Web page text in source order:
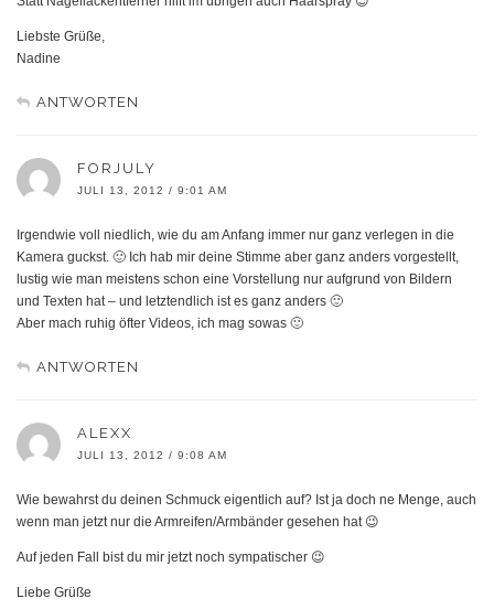
Liebste Grüße,
Nadine
ANTWORTEN
FORJULY
JULI 13, 2012 / 9:01 AM
Irgendwie voll niedlich, wie du am Anfang immer nur ganz verlegen in die
Kamera guckst. 🙂 Ich hab mir deine Stimme aber ganz anders vorgestellt,
lustig wie man meistens schon eine Vorstellung nur aufgrund von Bildern
und Texten hat – und letztendlich ist es ganz anders 🙂
Aber mach ruhig öfter Videos, ich mag sowas 🙂
ANTWORTEN
ALEXX
JULI 13, 2012 / 9:08 AM
Wie bewahrst du deinen Schmuck eigentlich auf? Ist ja doch ne Menge, auch
wenn man jetzt nur die Armreifen/Armbänder gesehen hat 😉
Auf jeden Fall bist du mir jetzt noch sympatischer 😉
Liebe Grüße